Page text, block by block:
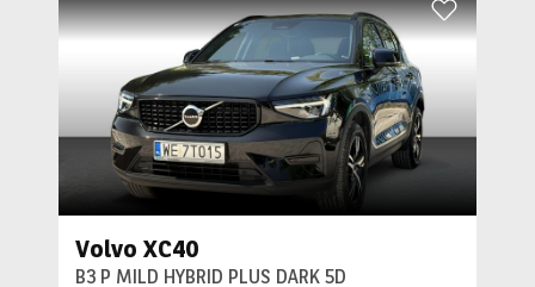
Volvo XC40
B3 P MILD HYBRID PLUS DARK 5D